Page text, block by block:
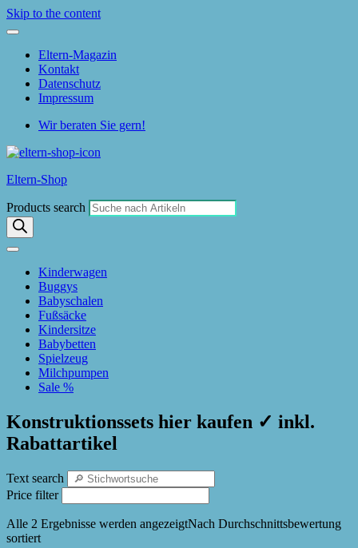
Skip to the content
Eltern-Magazin
Kontakt
Datenschutz
Impressum
Wir beraten Sie gern!
Eltern-Shop
Products search
Kinderwagen
Buggys
Babyschalen
Fußsäcke
Kindersitze
Babybetten
Spielzeug
Milchpumpen
Sale %
Konstruktionssets hier kaufen ✓ inkl.
Rabattartikel
Text search
Price filter
Alle 2 Ergebnisse werden angezeigtNach Durchschnittsbewertung
sortiert